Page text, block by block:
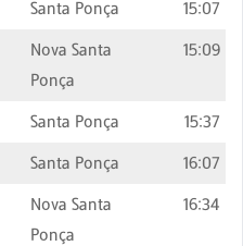
Santa Ponça 15:07
Nova Santa
Ponça
15:09
Santa Ponça
15:37
Santa Ponça 16:07
Nova Santa
Ponça
16:34